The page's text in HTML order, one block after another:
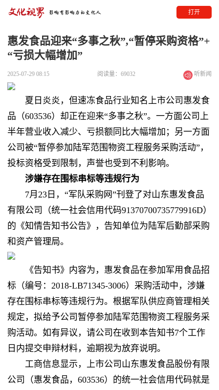
打开
惠发食品迎来“多事之秋”,“暂停采购资格”+
“亏损大幅增加”
2025-07-29 08:15 阅读量：69032 听新闻
夏日炎炎，但速冻食品行业知名上市公司惠发食
品（603536）却正在迎来“多事之秋”。一方面公司上
半年营业收入减少、亏损额同比大幅增加；另一方面
公司被“暂停参加陆军范围物资工程服务采购活动”，
投标资格受到限制，声誉也受到不利影响。
涉嫌存在围标串标等违规行为
7月23日，“军队采购网”刊登了对山东惠发食品
有限公司（统一社会信用代码91370700735779916D）
的《知情告知书公告》，告知单位为陆军后勤部采购
和资产管理局。
《告知书》内容为，惠发食品在参加军用食品招
标（编号：2018-LB71345-3006）采购活动中，涉嫌
存在围标串标等违规行为。根据军队供应商管理相关
规定，拟给予公司暂停参加陆军范围物资工程服务采
购活动。如有异议，请公司在收到本告知书7个工作
日内提交申辩材料，逾期视为放弃说明。
工商信息显示，上市公司山东惠发食品股份有限
公司（惠发食品，603536）的统一社会信用代码就是